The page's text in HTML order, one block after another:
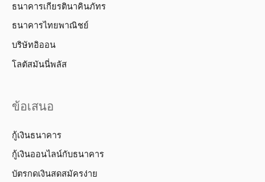
ธนาคารเกียรตินาคินภัทร
ธนาคารไทยพาณิชย์
บริษัทอิออน
โลตัสมันนี่พลัส
ข้อเสนอ
กู้เงินธนาคาร
กู้เงินออนไลน์กับธนาคาร
บัตรกดเงินสดสมัครง่าย